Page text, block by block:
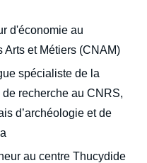
d'économie au
et Métiers (CNAM)
spécialiste de la
recherche au CNRS,
d’archéologie et de
au centre Thucydide